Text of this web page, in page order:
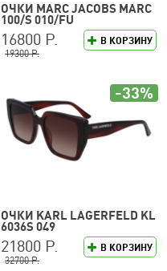
ОЧКИ MARC JACOBS MARC
100/S 010/FU
В КОРЗИНУ
16800 Р.
19300 Р.
ОЧКИ KARL LAGERFELD KL
6036S 049
В КОРЗИНУ
21800 Р.
32700 Р.
-33%